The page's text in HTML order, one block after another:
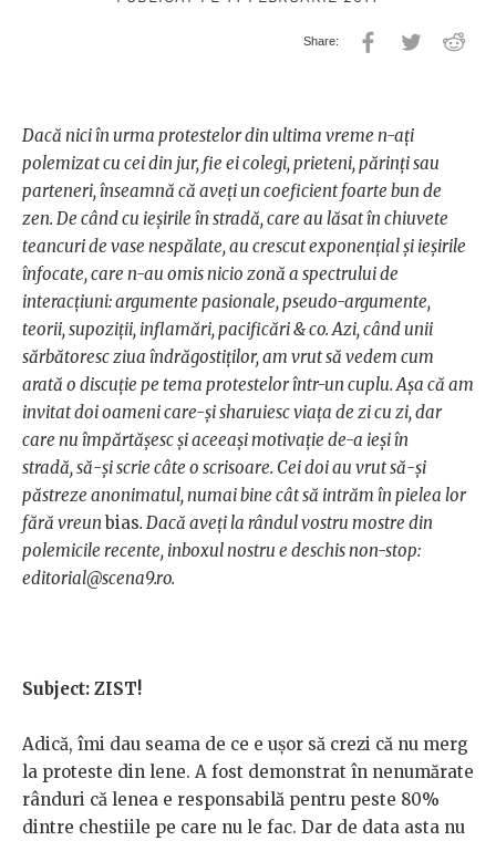
Dacă nici în urma protestelor din ultima vreme n-ați
polemizat cu cei din jur, fie ei colegi, prieteni, părinți sau
parteneri, înseamnă că aveți un coeficient foarte bun de
zen. De când cu ieșirile în stradă, care au lăsat în chiuvete
teancuri de vase nespălate, au crescut exponențial și ieșirile
înfocate, care n-au omis nicio zonă a spectrului de
interacțiuni: argumente pasionale, pseudo-argumente,
teorii, supoziții, inflamări, pacificări & co. Azi, când unii
sărbătoresc ziua îndrăgostiților, am vrut să vedem cum
arată o discuție pe tema protestelor într-un cuplu.Așa că am
invitat doi oameni care-și sharuiesc viața de zi cu zi, dar
care nu împărtășesc și aceeași motivație de-a ieși în
stradă, să-și scrie câte o scrisoare. Cei doi au vrut să-și
păstreze anonimatul, numai bine cât să intrăm în pielea lor
fără vreun bias. Dacă aveți la rândul vostru mostre din
polemicile recente, inboxul nostru e deschis non-stop:
editorial@scena9.ro.
Subject: ZIST!
Adică, îmi dau seama de ce e ușor să crezi că nu merg
la proteste din lene. A fost demonstrat în nenumărate
rânduri că lenea e responsabilă pentru peste 80%
dintre chestiile pe care nu le fac. Dar de data asta nu